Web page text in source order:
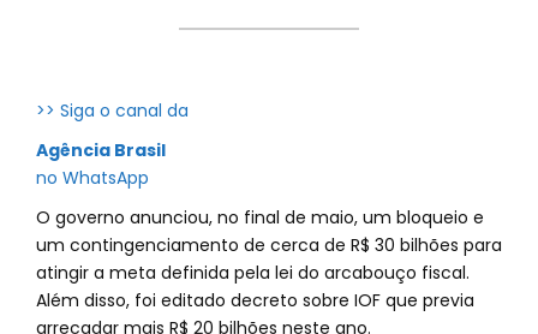
>> Siga o canal da
Agência Brasil
no WhatsApp
O governo anunciou, no final de maio, um bloqueio e
um contingenciamento de cerca de R$ 30 bilhões para
atingir a meta definida pela lei do arcabouço fiscal.
Além disso, foi editado decreto sobre IOF que previa
arrecadar mais R$ 20 bilhões neste ano.